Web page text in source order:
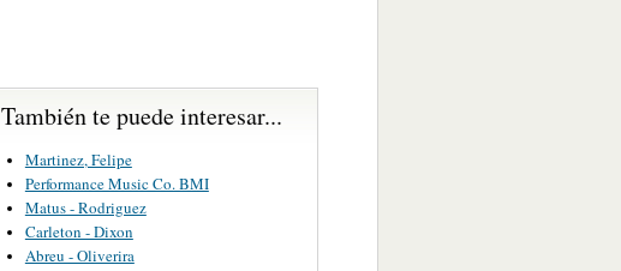
También te puede interesar...
Martinez, Felipe
Performance Music Co. BMI
Matus - Rodriguez
Carleton - Dixon
Abreu - Oliverira